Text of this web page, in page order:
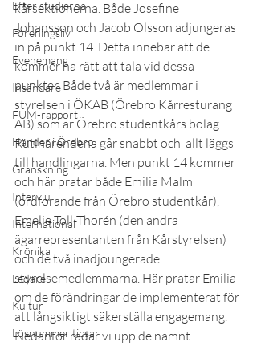
Efter studierna
Föreningsliv
Evenemang
Insändare
FUM-rapport
Händer i Örebro
Granskning
Intervju
International
Krönika
Ledare
Kultur
Lösnummer tipsar
kårsektionerna. Både Josefine
Johansson och Jacob Olsson adjungeras
in på punkt 14. Detta innebär att de
kommer ha rätt att tala vid dessa
punkter. Både två är medlemmar i
styrelsen i ÖKAB (Örebro Kårresturang
AB) som är Örebro studentkårs bolag.
Rutinärendena går snabbt och  allt läggs
till handlingarna. Men punkt 14 kommer
och här pratar både Emilia Malm
(ordförande från Örebro studentkår),
Emelie Toll-Thorén (den andra
ägarrepresentanten från Kårstyrelsen)
och de två inadjoungerade
styrelsemedlemmarna. Här pratar Emilia
om de förändringar de implementerat för
att långsiktigt säkerställa engagemang.
Nedanför radar vi upp de nämnt.